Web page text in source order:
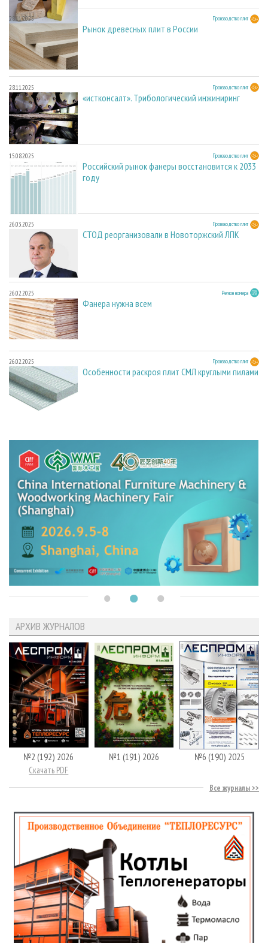
28.11.2025 Производство плит
Рынок древесных плит в России
28.11.2025 Производство плит
«истконсалт». Трибологический инжиниринг
15.08.2025 Производство плит
Российский рынок фанеры восстановится к 2033
году
26.03.2025 Производство плит
СТОД реорганизовали в Новоторжский ЛПК
26.02.2025 Регион номера
Фанера нужна всем
26.02.2025 Производство плит
Особенности раскроя плит СМЛ круглыми пилами
АРХИВ ЖУРНАЛОВ
№2 (192) 2026
Скачать PDF
№1 (191) 2026 №6 (190) 2025
Все журналы